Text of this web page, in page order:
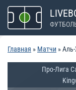
Перейти
содержимому
Главная » Матчи »
Про-Лига